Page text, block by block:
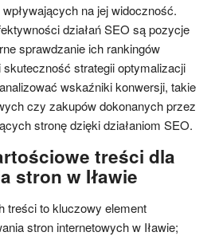
na jej widoczność.
działań SEO są pozycje
sprawdzanie ich rankingów
strategii optymalizacji
wskaźniki konwersji, takie
czy zakupów dokonanych przez
stronę dzięki działaniom SEO.
treści dla
stron w Iławie
treści to kluczowy element
stron internetowych w Iławie;